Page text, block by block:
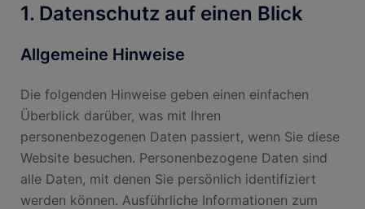
1. Datenschutz auf einen Blick
Allgemeine Hinweise
Die folgenden Hinweise geben einen einfachen
Überblick darüber, was mit Ihren
personenbezogenen Daten passiert, wenn Sie diese
Website besuchen. Personenbezogene Daten sind
alle Daten, mit denen Sie persönlich identifiziert
werden können. Ausführliche Informationen zum